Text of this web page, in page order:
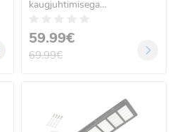
kaugjuhtimisega
59.99€
69.99€